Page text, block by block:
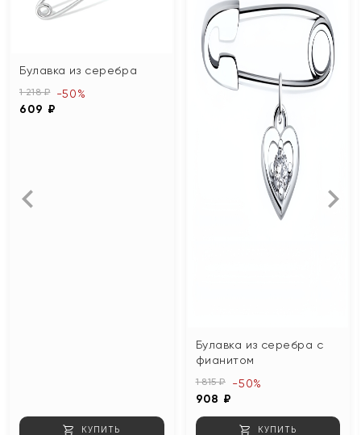
Булавка из серебра
1 218 ₽
609 ₽
-50%
КУПИТЬ
Булавка из серебра с
фианитом
1 815 ₽
908 ₽
-50%
КУПИТЬ